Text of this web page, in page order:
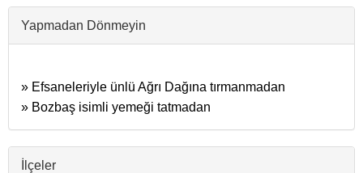
Yapmadan Dönmeyin
» Efsaneleriyle ünlü Ağrı Dağına tırmanmadan
» Bozbaş isimli yemeği tatmadan
İlçeler